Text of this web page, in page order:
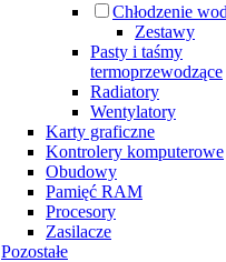
Chłodzenie
Zestawy
Pasty i taśmy
termoprzewodzące
Radiatory
Wentylatory
Karty graficzne
Kontrolery komputerowe
Obudowy
Pamięć RAM
Procesory
Zasilacze
Pozostałe